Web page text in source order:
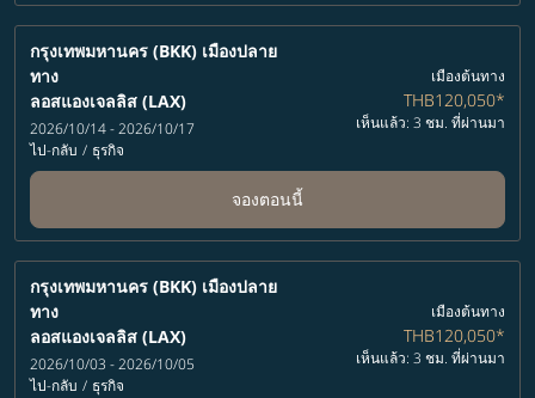
กรุงเทพมหานคร (BKK) เมืองปลาย
ทาง
ลอสแองเจลลิส (LAX)
2026/10/14 - 2026/10/17
ไป-กลับ / ธุรกิจ
เมืองต้นทาง
THB120,050*
เห็นแล้ว: 3 ชม. ที่ผ่านมา
จองตอนนี้
กรุงเทพมหานคร (BKK) เมืองปลาย
ทาง
ลอสแองเจลลิส (LAX)
2026/10/03 - 2026/10/05
ไป-กลับ / ธุรกิจ
เมืองต้นทาง
THB120,050*
เห็นแล้ว: 3 ชม. ที่ผ่านมา